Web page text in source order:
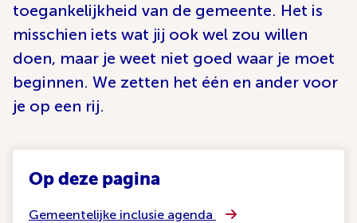
toegankelijkheid van de gemeente. Het is
misschien iets wat jij ook wel zou willen
doen, maar je weet niet goed waar je moet
beginnen. We zetten het één en ander voor
je op een rij.
Op deze pagina
Gemeentelijke inclusie agenda